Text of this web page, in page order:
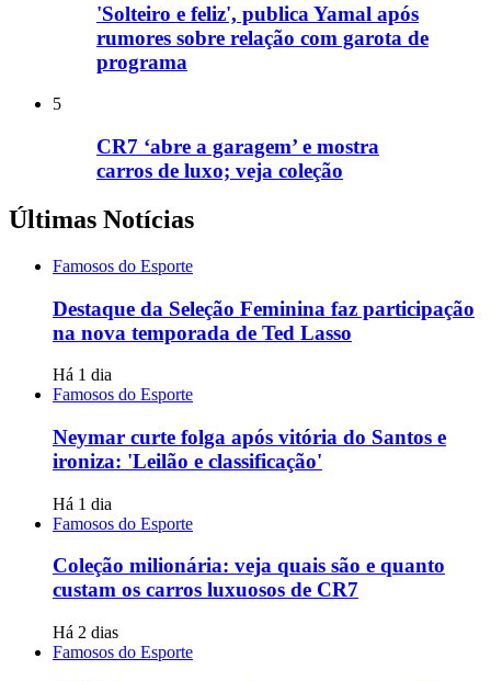
'Solteiro e feliz', publica Yamal após
rumores sobre relação com garota de
programa
5
CR7 ‘abre a garagem’ e mostra
carros de luxo; veja coleção
Últimas Notícias
Famosos do Esporte
Destaque da Seleção Feminina faz participação
na nova temporada de Ted Lasso
Há 1 dia
Famosos do Esporte
Neymar curte folga após vitória do Santos e
ironiza: 'Leilão e classificação'
Há 1 dia
Famosos do Esporte
Coleção milionária: veja quais são e quanto
custam os carros luxuosos de CR7
Há 2 dias
Famosos do Esporte